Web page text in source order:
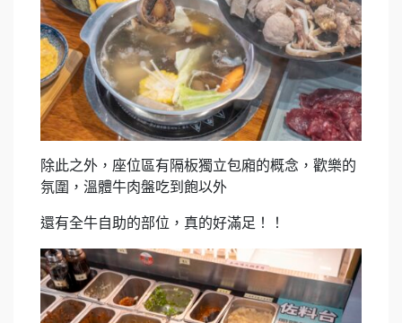
除此之外，座位區有隔板獨立包廂的概念，歡樂的
氛圍，溫體牛肉盤吃到飽以外
還有全牛自助的部位，真的好滿足！！